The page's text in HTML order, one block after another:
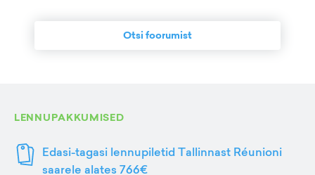
Otsi foorumist
LENNUPAKKUMISED
Edasi-tagasi lennupiletid Tallinnast Réunioni
saarele alates 766€